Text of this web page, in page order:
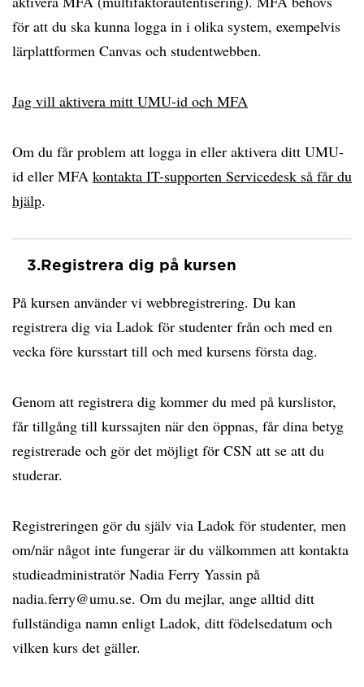
för att du ska kunna logga in i olika system, exempelvis
lärplattformen Canvas och studentwebben.
Jag vill aktivera mitt UMU-id och MFA
Om du får problem att logga in eller aktivera ditt UMU-
id eller MFA kontakta IT-supporten Servicedesk så får du
hjälp.
3.Registrera dig på kursen
På kursen använder vi webbregistrering. Du kan
registrera dig via Ladok för studenter från och med en
vecka före kursstart till och med kursens första dag.
Genom att registrera dig kommer du med på kurslistor,
får tillgång till kurssajten när den öppnas, får dina betyg
registrerade och gör det möjligt för CSN att se att du
studerar.
Registreringen gör du själv via Ladok för studenter, men
om/när något inte fungerar är du välkommen att kontakta
studieadministratör Nadia Ferry Yassin på
nadia.ferry@umu.se. Om du mejlar, ange alltid ditt
fullständiga namn enligt Ladok, ditt födelsedatum och
vilken kurs det gäller.